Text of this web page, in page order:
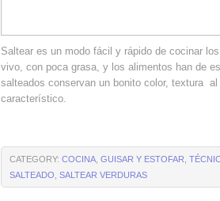
Saltear es un modo fácil y rápido de cocinar
vivo, con poca grasa, y los alimentos han de
salteados conservan un bonito color, textura
característico.
CATEGORY: COCINA GUISAR Y ESTOFAR
SALTEADO SALTEAR VERDURAS